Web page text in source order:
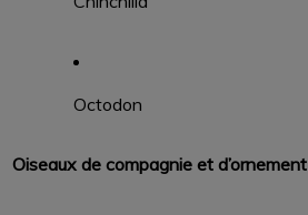
Octodon
Oiseaux de compagnie et d’ornement